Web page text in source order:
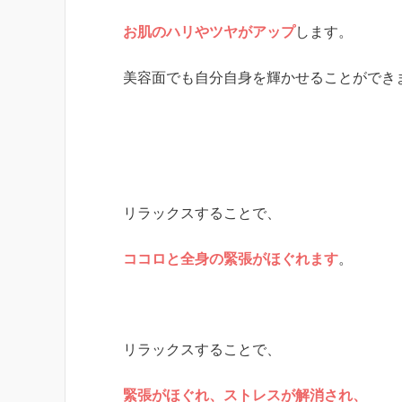
お肌のハリやツヤがアップします。
美容面でも自分自身を輝かせることができ
リラックスすることで、
ココロと全身の緊張がほぐれます。
リラックスすることで、
緊張がほぐれ、ストレスが解消され、